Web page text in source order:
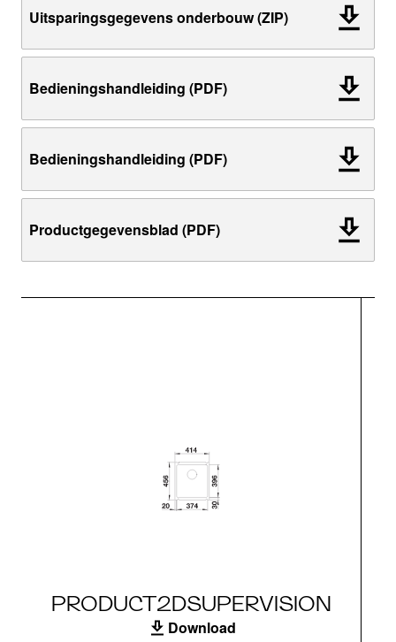
Uitsparingsgegevens onderbouw (ZIP)
Bedieningshandleiding (PDF)
Bedieningshandleiding (PDF)
Productgegevensblad (PDF)
PRODUCT2DSUPERVISION
Download